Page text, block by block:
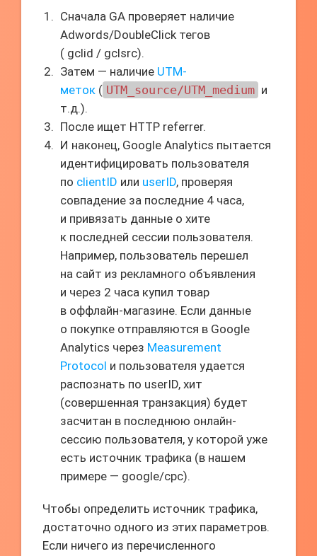
Сначала GA проверяет наличие
Adwords/DoubleClick тегов
( gclid / gclsrc).
Затем — наличие UTM-
меток ( UTM_source/UTM_medium и
т.д.).
После ищет HTTP referrer.
И наконец, Google Analytics пытается
идентифицировать пользователя
по clientID или userID, проверяя
совпадение за последние 4 часа,
и привязать данные о хите
к последней сессии пользователя.
Например, пользователь перешел
на сайт из рекламного объявления
и через 2 часа купил товар
в оффлайн-магазине. Если данные
о покупке отправляются в Google
Analytics через Measurement
Protocol и пользователя удается
распознать по userID, хит
(совершенная транзакция) будет
засчитан в последнюю онлайн-
сессию пользователя, у которой уже
есть источник трафика (в нашем
примере — google/cpc).
Чтобы определить источник трафика,
достаточно одного из этих параметров.
Если ничего из перечисленного